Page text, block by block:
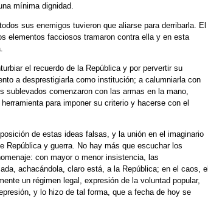
mínima dignidad.
sus enemigos tuvieron que aliarse para derribarla. El
elementos facciosos tramaron contra ella y en esta
el recuerdo de la República y por pervertir su
a desprestigiarla como institución; a calumniarla con
sublevados comenzaron con las armas en la mano,
para imponer su criterio y hacerse con el
de estas ideas falsas, y la unión en el imaginario
y guerra. No hay más que escuchar los
con mayor o menor insistencia, las
achacándola, claro está, a la República; en el caos, el
un régimen legal, expresión de la voluntad popular,
y lo hizo de tal forma, que a fecha de hoy se